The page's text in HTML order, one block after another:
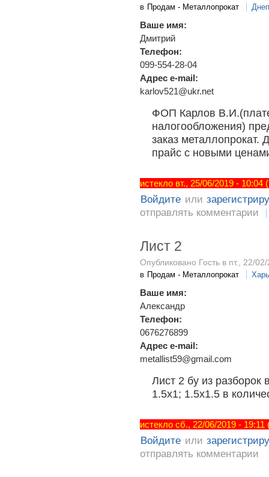
в Продам - Металлопрокат
Ваше имя:
Дмитрий
Телефон:
099-554-28-04
Адрес e-mail:
karlov521@ukr.net
ФОП Карлов
налогообложения)
заказ
прайс с новыми
истекло вт., 25/06/2019 -
Войдите или
отправлять комментарии
Лист 2
Опубликовано Гость в пт., 22/
в Продам - Металлопрокат
Ваше имя:
Александр
Телефон:
0676276899
Адрес e-mail:
metallist59@gmail.com
Лист 2 бу из разборок
1.5х1; 1.5х1.5 в
истекло сб., 22/06/2019 -
Войдите или
отправлять комментарии